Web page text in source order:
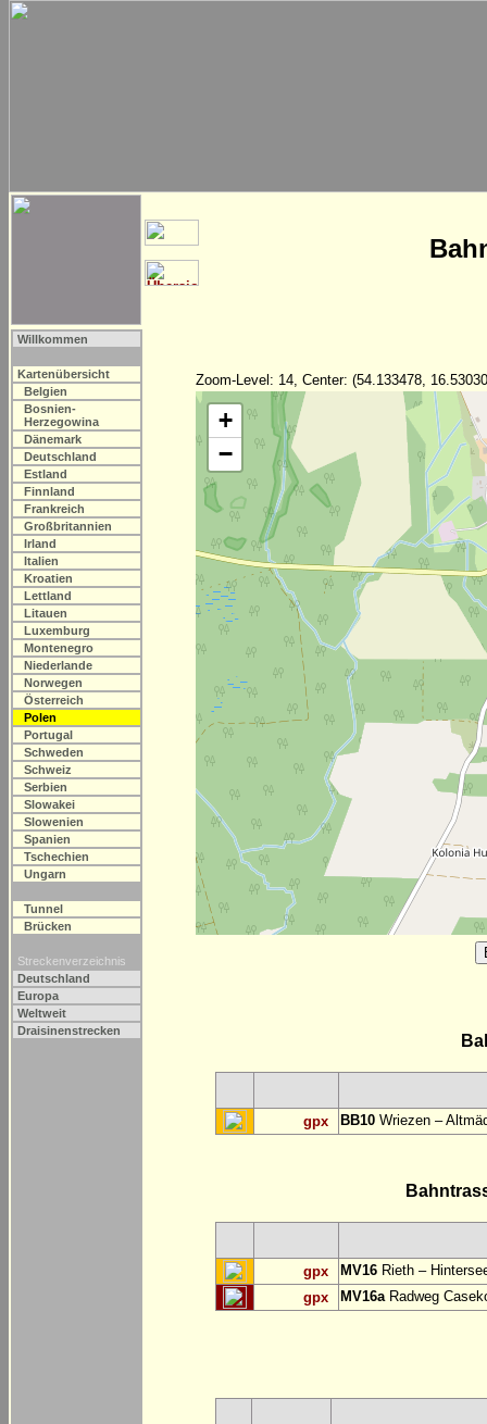
Willkommen
Kartenübersicht
Belgien
Bosnien-
Herzegowina
Dänemark
Deutschland
Estland
Finnland
Frankreich
Großbritannien
Irland
Italien
Kroatien
Lettland
Litauen
Luxemburg
Montenegro
Niederlande
Norwegen
Österreich
Polen
Portugal
Schweden
Schweiz
Serbien
Slowakei
Slowenien
Spanien
Tschechien
Ungarn
Tunnel
Brücken
Streckenverzeichnis
Deutschland
Europa
Weltweit
Draisinenstrecken
Zoom-Level: 14, Center: (54.133478,
+
−
gpx BB10 Wriezen –
gpx MV16 Rieth –
gpx
MV16aRadweg